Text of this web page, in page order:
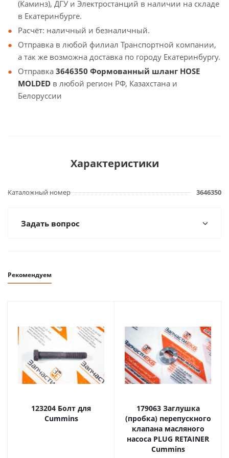
(Каминз), ДГУ и Электростанций в наличии на складе
в Екатеринбурге.
Расчёт: наличный и безналичный.
Отправка в любой филиал Транспортной компании,
а так же возможна доставка по городу Екатеринбургу.
Отправка 3646350 Формованный шланг HOSE
MOLDED в любой регион РФ, Казахстана и
Белоруссии
Характеристики
Каталожный номер 3646350
Задать вопрос
Рекомендуем
123204 Болт для
Cummins
179063 Заглушка
(пробка) перепускного
клапана масляного
насоса PLUG RETAINER
Cummins